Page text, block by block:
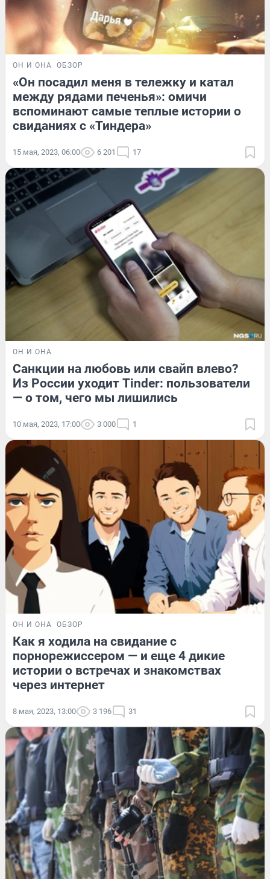
ОН И ОНА ОБЗОР
«Он посадил меня в тележку и катал
между рядами печенья»: омичи
вспоминают самые теплые истории о
свиданиях с «Тиндера»
15 мая, 2023, 06:00 6 201 17
ОН И ОНА
Санкции на любовь или свайп влево?
Из России уходит Tinder: пользователи
— о том, чего мы лишились
10 мая, 2023, 17:00 3 000 1
ОН И ОНА ОБЗОР
Как я ходила на свидание с
порнорежиссером — и еще 4 дикие
истории о встречах и знакомствах
через интернет
8 мая, 2023, 13:00 3 196 31